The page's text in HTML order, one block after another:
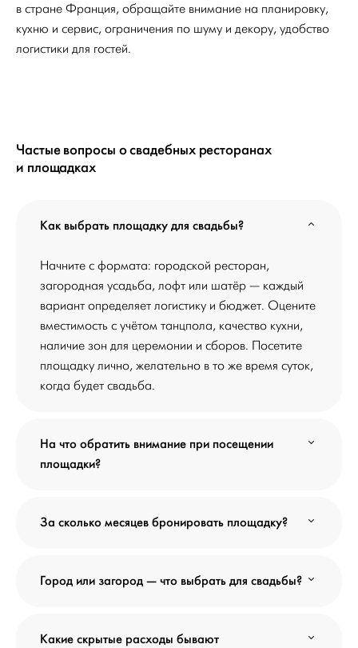
в стране Франция, обращайте внимание на планировку,
кухню и сервис, ограничения по шуму и декору, удобство
логистики для гостей.
Частые вопросы о свадебных ресторанах
и площадках
Как выбрать площадку для свадьбы?
Начните с формата: городской ресторан,
загородная усадьба, лофт или шатёр — каждый
вариант определяет логистику и бюджет. Оцените
вместимость с учётом танцпола, качество кухни,
наличие зон для церемонии и сборов. Посетите
площадку лично, желательно в то же время суток,
когда будет свадьба.
На что обратить внимание при посещении
площадки?
За сколько месяцев бронировать площадку?
Город или загород — что выбрать для свадьбы?
Какие скрытые расходы бывают